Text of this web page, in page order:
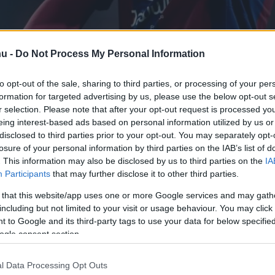
- Do Not Process My Personal Information
opt-out of the sale, sharing to third parties, or processing of your
for targeted advertising by us, please use the below opt-out
selection. Please note that after your opt-out request is processed
interest-based ads based on personal information utilized by us
to third parties prior to your opt-out. You may separately
of your personal information by third parties on the IAB’s list of
This information may also be disclosed by us to third parties on the
Participants that may further disclose it to other third parties.
that this website/app uses one or more Google services and may
but not limited to your visit or usage behaviour. You may
to Google and its third-party tags to use your data for below
consent section.
Data Processing Opt Outs
kapós lehet, szinte sorban
válogatott
nyaráig az NB I-ben
a La Liga rettegett
lett a Levante színeiben.
kövess minket a Csakfoci